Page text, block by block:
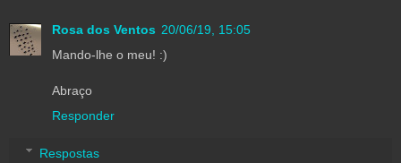
Rosa dos Ventos 20/06/19, 15:05
Mando-lhe o meu! :)
Abraço
Responder
Respostas